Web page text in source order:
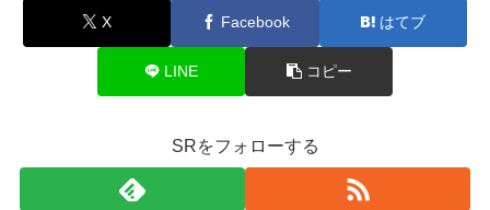
X Facebook はてブ
LINE コピー
SRをフォローする